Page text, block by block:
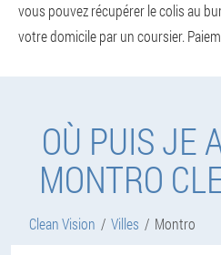
vous pouvez récupérer le colis au
votre domicile par un coursier.
OÙ PUIS JE
MONTRO
Clean Vision Villes Montro